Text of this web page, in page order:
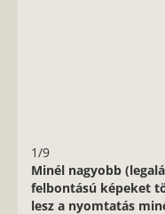
1/9
Minél nagyobb
felbontású képeket
lesz a nyomtatás